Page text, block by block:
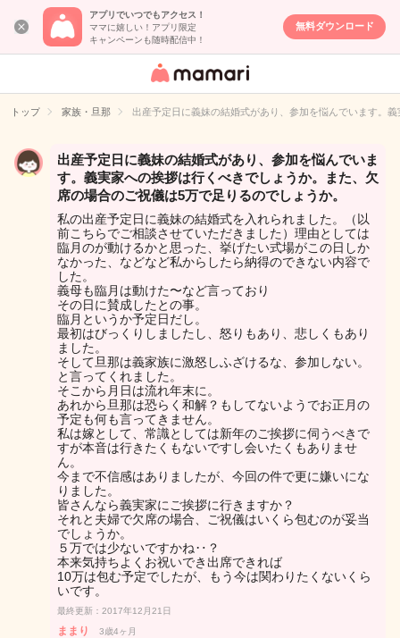
アプリでいつでもアクセス！
ママに嬉しい！アプリ限定
キャンペーンも随時配信中！
無料ダウンロード
女性専用匿名QA
イト
トップ 家族・旦那 出産予定日に義妹の結婚式があり、参加を悩んでいます。
出産予定日に義妹の結婚式があり、参加を悩んでいま
す。義実家への挨拶は行くべきでしょうか。また、欠
席の場合のご祝儀は5万で足りるのでしょうか。
私の出産予定日に義妹の結婚式を入れられました。（以
前こちらでご相談させていただきました）理由としては
臨月のが動けるかと思った、挙げたい式場がこの日しか
なかった、などなど私からしたら納得のできない内容で
した。
義母も臨月は動けた〜など言っており
その日に賛成したとの事。
臨月というか予定日だし。
最初はびっくりしましたし、怒りもあり、悲しくもあり
ました。
そして旦那は義家族に激怒しふざけるな、参加しない。
と言ってくれました。
そこから月日は流れ年末に。
あれから旦那は恐らく和解？もしてないようでお正月の
予定も何も言ってきません。
私は嫁として、常識としては新年のご挨拶に伺うべきで
すが本音は行きたくもないですし会いたくもありませ
ん。
今まで不信感はありましたが、今回の件で更に嫌いにな
りました。
皆さんなら義実家にご挨拶に行きますか？
それと夫婦で欠席の場合、ご祝儀はいくら包むのが妥当
でしょうか。
５万では少ないですかね‥？
本来気持ちよくお祝いでき出席できれば
10万は包む予定でしたが、もう今は関わりたくないくら
いです。
最終更新：2017年12月21日
ままり 3歳4ヶ月